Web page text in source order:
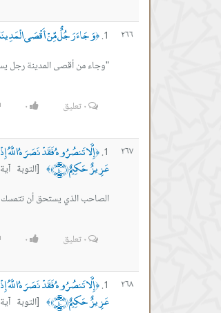
٢٦٦ ﴿وَجَاءَ رَجُلٌ مِّنْ أَقْصَى الْمَدِينَةِ
"وجاء من أقصى المدينة رجل
٠تعليق ٠
٢٦٧ ﴿إِلَّا تَنصُرُوهُ فَقَدْ نَصَرَهُ اللَّهُ
عَزِيزٌ حَكِيمٌ ﴿٤٠﴾ ﴾
[التوبة
الصاحب الذي يستحق أن تتمسك
٠تعليق ٠
٢٦٨ ﴿إِلَّا تَنصُرُوهُ فَقَدْ نَصَرَهُ اللَّهُ
عَزِيزٌ حَكِيمٌ ﴿٤٠﴾ ﴾
[التوبة